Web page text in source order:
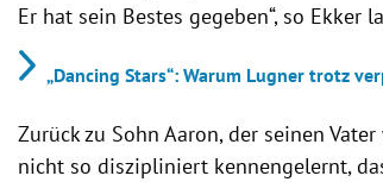
Er hat sein Bestes gegeben“, so Ekker
„Dancing Stars“: Warum Lugner trotz
Zurück zu Sohn Aaron, der seinen
nicht so diszipliniert kennengelernt,